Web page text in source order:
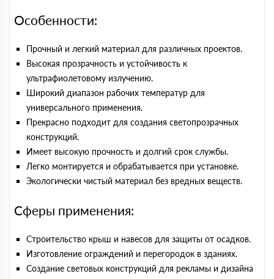
Особенности:
Прочный и легкий материал для различных проектов.
Высокая прозрачность и устойчивость к
ультрафиолетовому излучению.
Широкий диапазон рабочих температур для
универсального применения.
Прекрасно подходит для создания светопрозрачных
конструкций.
Имеет высокую прочность и долгий срок службы.
Легко монтируется и обрабатывается при установке.
Экологически чистый материал без вредных веществ.
Сферы применения:
Строительство крыш и навесов для защиты от осадков.
Изготовление ограждений и перегородок в зданиях.
Создание световых конструкций для рекламы и дизайна